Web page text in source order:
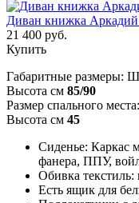
Диван книжка
21 400 руб.
Купить
Габаритные размеры:
Высота см 85/90
Размер спального
Высота см 45
Сиденье: Каркас
фанера, ППУ,
Обивка
Есть ящик для